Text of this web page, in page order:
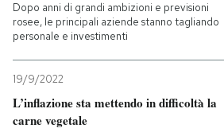
PODCAST
NEWSLETTER
Dopo anni di grandi ambizioni e previsioni
rosee, le principali aziende stanno tagliando
personale e investimenti
19/9/2022
L’inflazione sta mettendo in difficoltà la
carne vegetale